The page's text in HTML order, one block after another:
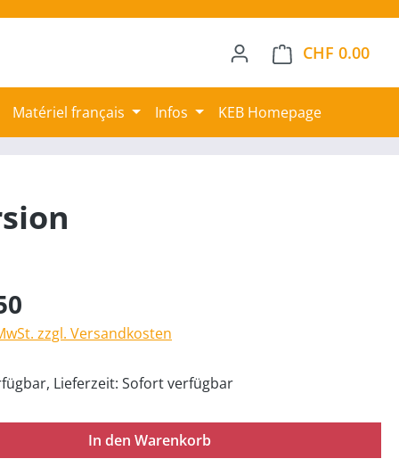
CHF 0.00
Matériel français Infos KEB Homepage
zzgl. Versandkosten
Lieferzeit: Sofort verfügbar
In den Warenkorb